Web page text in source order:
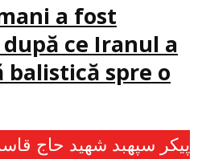
a fost
ce Iranul a
spre o
پیکر سپهبد شهید حاج